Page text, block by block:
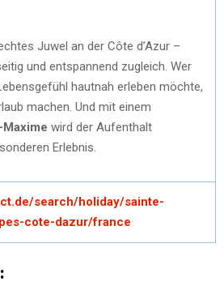
Juwel an der Côte d’Azur –
und entspannend zugleich. Wer
hautnah erleben möchte,
machen. Und mit einem
wird der Aufenthalt
Erlebnis.
search/holiday/sainte-
cote-dazur/france